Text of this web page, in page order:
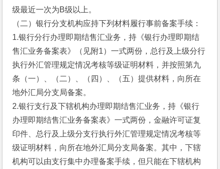
级最近一次为B级以上。
（二）银行分支机构应持下列材料履行事前备案手续：
1.银行分行办理即期结售汇业务，持《银行办理即期结
售汇业务备案表》（见附1）一式两份，总行及上级分行
执行外汇管理规定情况考核等级证明材料，并按照第九
条（一）、（二）、（四）、（五）提供材料，向所在
地外汇局分支局备案。
2.银行支行及下辖机构办理即期结售汇业务，持《银行
办理即期结售汇业务备案表》一式两份，金融许可证复
印件、总行及上级分支行执行外汇管理规定情况考核等
级证明材料，向所在地外汇局分支局备案。其中，下辖
机构可以由支行集中办理备案手续，但只能在下辖机构